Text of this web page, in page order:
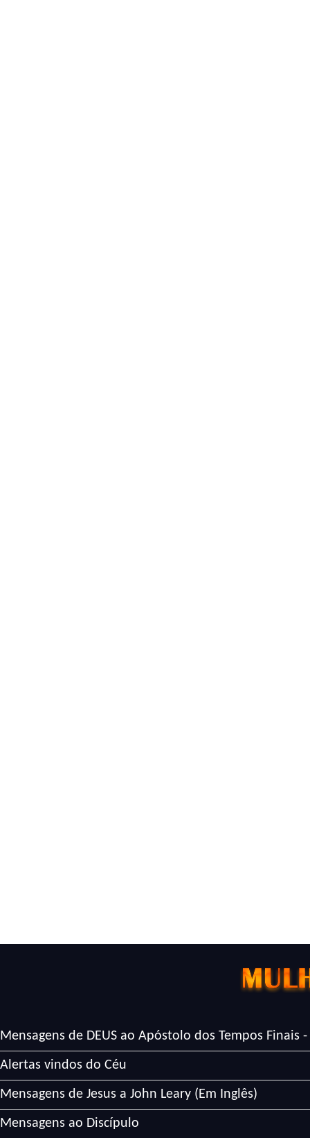
Mensagens de DEUS ao Apóstolo dos Tempos Finais -
Alertas vindos do Céu
Mensagens de Jesus a John Leary (Em Inglês)
Mensagens ao Discípulo